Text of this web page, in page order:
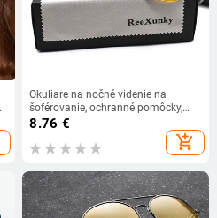
Okuliare na nočné videnie na
šoférovanie, ochranné pomôcky,
okuliare so žltým objektívom,
ultraľahký rám, slnečné okuliare s
antireflexnou úpravou na cyklistiku
8.76 €
add_shopping_cart